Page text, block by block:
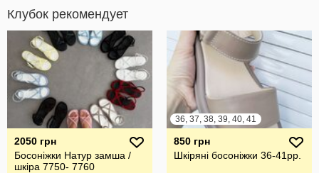
Клубок рекомендует
2050 грн
Босоніжки Натур замша /
шкіра 7750- 7760
36, 37, 38, 39, 40, 41
850 грн
Шкіряні босоніжки 36-41рр.